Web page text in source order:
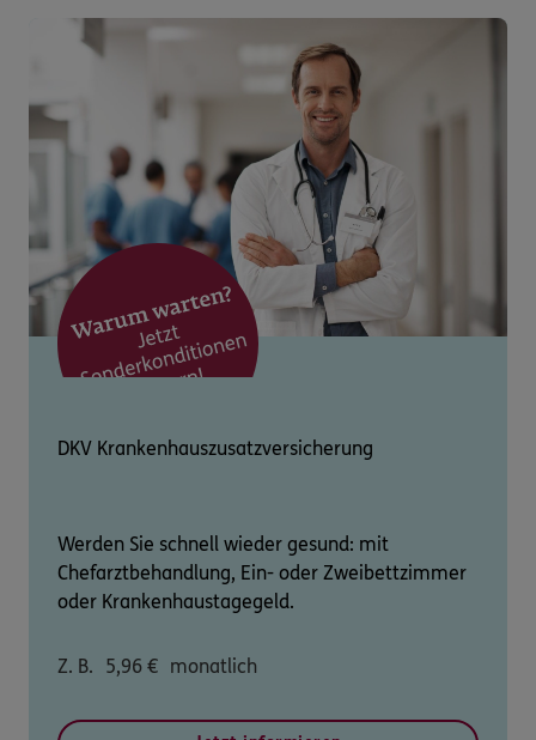
DKV Krankenhauszusatzversicherung
Werden Sie schnell wieder gesund: mit
Chefarztbehandlung, Ein- oder Zweibettzimmer
oder Krankenhaustagegeld.
Z. B. 5,96 € monatlich